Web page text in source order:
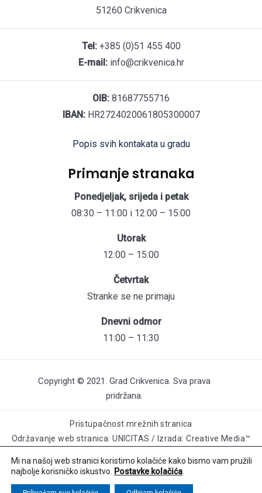
51260 Crikvenica
Tel:+385 (0)51 455 400
E-mail:info@crikvenica.hr
OIB: 81687755716
IBAN:HR2724020061805300007
Popis svih kontakata u gradu
Primanje stranaka
Ponedjeljak, srijeda i petak
08:30 – 11:00 i 12:00 – 15:00
Utorak
12:00 – 15:00
Četvrtak
Stranke se ne primaju
Dnevni odmor
11:00 – 11:30
Copyright © 2021. Grad Crikvenica. Sva prava
pridržana.
Pristupačnost mrežnih stranica
Održavanje web stranica: UNICITAS / Izrada: Creative Media™
Mi na našoj web stranici koristimo kolačiće kako bismo vam pružili
najbolje korisničko iskustvo.
Postavke kolačića